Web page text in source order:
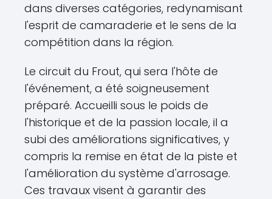
dans diverses catégories, redynamisant
l'esprit de camaraderie et le sens de la
compétition dans la région.
Le circuit du Frout, qui sera l'hôte de
l'événement, a été soigneusement
préparé. Accueilli sous le poids de
l'historique et de la passion locale, il a
subi des améliorations significatives, y
compris la remise en état de la piste et
l'amélioration du système d'arrosage.
Ces travaux visent à garantir des